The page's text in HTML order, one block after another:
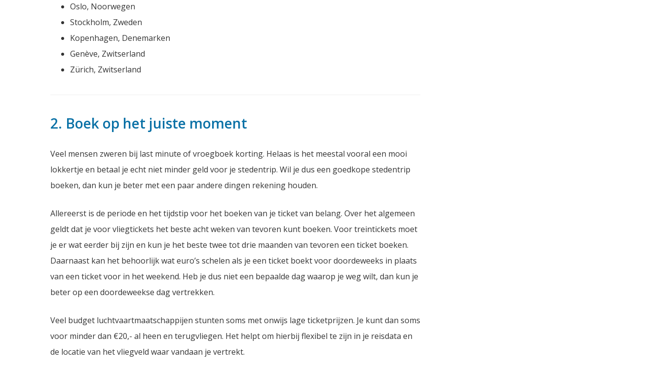
Oslo, Noorwegen
Stockholm, Zweden
Kopenhagen, Denemarken
Genève, Zwitserland
Zürich, Zwitserland
2. Boek op het juiste moment
Veel mensen zweren bij last minute of vroegboek korting. Helaas is het meestal vooral een mooi
lokkertje en betaal je echt niet minder geld voor je stedentrip. Wil je dus een goedkope stedentrip
boeken, dan kun je beter met een paar andere dingen rekening houden.
Allereerst is de periode en het tijdstip voor het boeken van je ticket van belang. Over het algemeen
geldt dat je voor vliegtickets het beste acht weken van tevoren kunt boeken. Voor treintickets moet
je er wat eerder bij zijn en kun je het beste twee tot drie maanden van tevoren een ticket boeken.
Daarnaast kan het behoorlijk wat euro’s schelen als je een ticket boekt voor doordeweeks in plaats
van een ticket voor in het weekend. Heb je dus niet een bepaalde dag waarop je weg wilt, dan kun je
beter op een doordeweekse dag vertrekken.
Veel budget luchtvaartmaatschappijen stunten soms met onwijs lage ticketprijzen. Je kunt dan soms
voor minder dan €20,- al heen en terugvliegen. Het helpt om hierbij flexibel te zijn in je reisdata en
de locatie van het vliegveld waar vandaan je vertrekt.